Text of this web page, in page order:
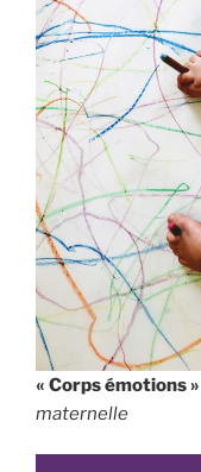
« Corps émotions »
maternelle